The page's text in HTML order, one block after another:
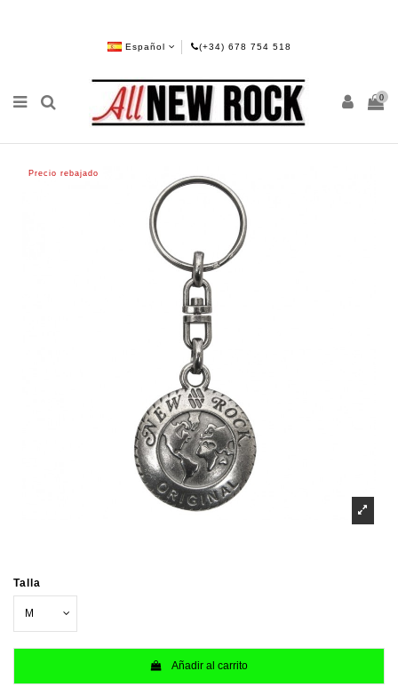
Español (+34) 678 754 518
0
Precio rebajado
Talla
Añadir al carrito